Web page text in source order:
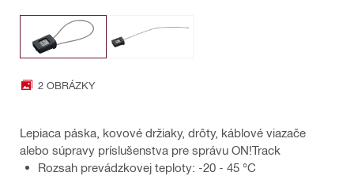
2 OBRÁZKY
Lepiaca páska, kovové držiaky, drôty, káblové viazače
alebo súpravy príslušenstva pre správu ON!Track
Rozsah prevádzkovej teploty: -20 - 45 °C